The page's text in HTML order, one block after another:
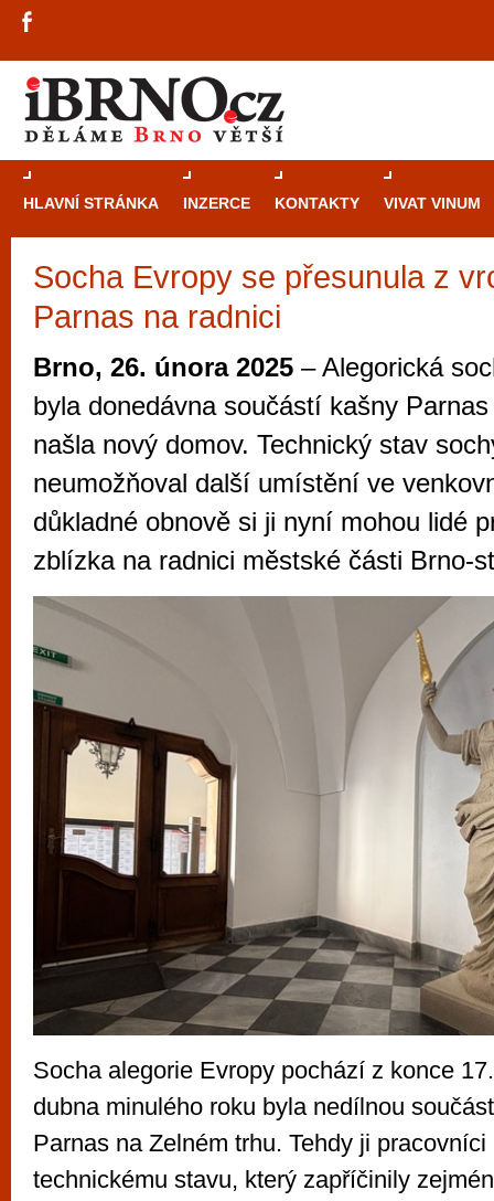
HLAVNÍ STRÁNKA INZERCE KONTAKTY VIVAT VINUM
Socha Evropy se přesunula z
Parnas na radnici
Brno, 26. února 2025 – Alegorická
byla donedávna součástí kašny
našla nový domov. Technický stav
neumožňoval další umístění ve
důkladné obnově si ji nyní mohou lidé
zblízka na radnici městské části Brno-
Socha alegorie Evropy pochází z konce
dubna minulého roku byla nedílnou
Parnas na Zelném trhu. Tehdy ji
technickému stavu, který zapříčinily
Průvodce
Brno je
zajímavé
restaurace,
Mimo jiné je ale také místem, kde si
vyzkoušet různé kasinové hry. V
metropoli naleznete širokou nabídku her
po moderní automaty jak pro pravidelné
příležitostné hráče. V...